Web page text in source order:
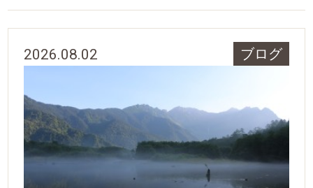
2026.08.02 ブログ